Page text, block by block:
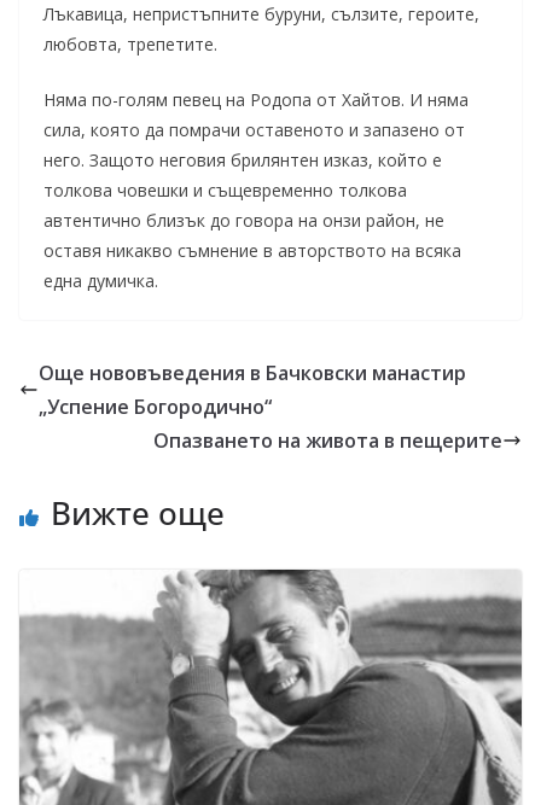
Лъкавица, непристъпните буруни, сълзите, героите,
любовта, трепетите.
Няма по-голям певец на Родопа от Хайтов. И няма
сила, която да помрачи оставеното и запазено от
него. Защото неговия брилянтен изказ, който е
толкова човешки и същевременно толкова
автентично близък до говора на онзи район, не
оставя никакво съмнение в авторството на всяка
една думичка.
Още нововъведения в Бачковски манастир
„Успение Богородично“
Опазването на живота в пещерите
Вижте още